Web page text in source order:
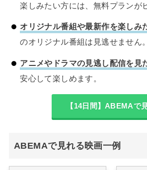
楽しみたい方には、無料プランが
オリジナル番組や最新作を楽しみ
のオリジナル番組は見逃せません。
アニメやドラマの見逃し配信を見
安心して楽しめます。
【14日間】ABEMAで
ABEMAで見れる映画一例